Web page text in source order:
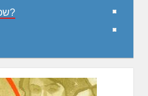
שכחתם שם משתמש?